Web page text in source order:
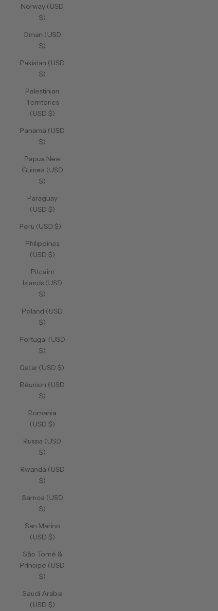
Norway (USD
$)
Oman (USD
$)
Pakistan (USD
$)
Palestinian
Territories
(USD $)
Panama (USD
$)
Papua New
Guinea (USD
$)
Paraguay
(USD $)
Peru (USD $)
Philippines
(USD $)
Pitcairn
Islands (USD
$)
Poland (USD
$)
Portugal (USD
$)
Qatar (USD $)
Réunion (USD
$)
Romania
(USD $)
Russia (USD
$)
Rwanda (USD
$)
Samoa (USD
$)
San Marino
(USD $)
São Tomé &
Príncipe (USD
$)
Saudi Arabia
(USD $)